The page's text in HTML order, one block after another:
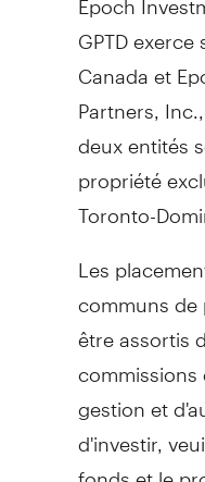
GPTD
Canadaet
Partners,
deux entités
propriété
Toronto-
Les
communs
être assortis
gestion et
d'investir,
fonds et le